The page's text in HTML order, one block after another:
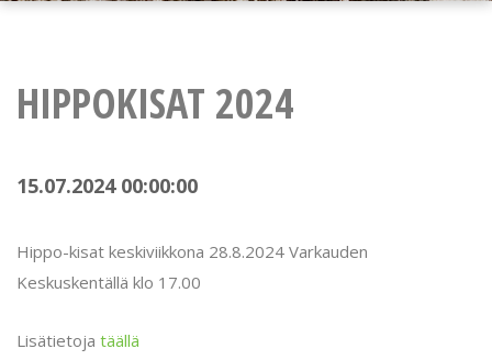
HIPPOKISAT 2024
15.07.2024 00:00:00
Hippo-kisat keskiviikkona 28.8.2024 Varkauden
Keskuskentällä klo 17.00
Lisätietoja täällä